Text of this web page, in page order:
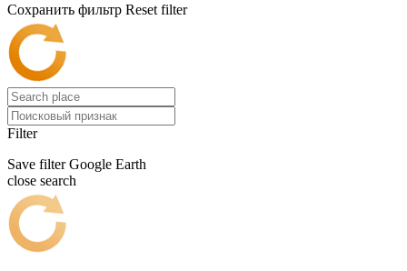
Сохранить фильтр Reset filter
Filter
Save filter Google Earth
close search